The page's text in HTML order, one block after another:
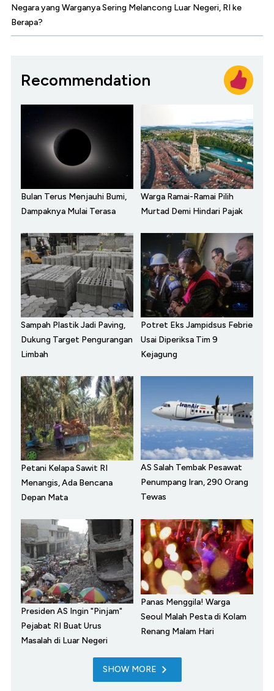
Negara yang Warganya Sering Melancong Luar Negeri, RI ke
Berapa?
Recommendation
Bulan Terus Menjauhi Bumi,
Dampaknya Mulai Terasa
Warga Ramai-Ramai Pilih
Murtad Demi Hindari Pajak
Sampah Plastik Jadi Paving,
Dukung Target Pengurangan
Limbah
Potret Eks Jampidsus Febrie
Usai Diperiksa Tim 9
Kejagung
Petani Kelapa Sawit RI
Menangis, Ada Bencana
Depan Mata
AS Salah Tembak Pesawat
Penumpang Iran, 290 Orang
Tewas
Presiden AS Ingin "Pinjam"
Pejabat RI Buat Urus
Masalah di Luar Negeri
Panas Menggila! Warga
Seoul Malah Pesta di Kolam
Renang Malam Hari
SHOW MORE